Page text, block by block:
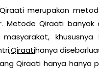
merupakan
Metode Qiraati
Qiraatihanya
Qiraati hanya